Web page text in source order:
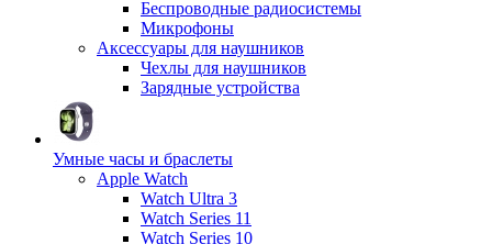
Беспроводные радиосистемы
Микрофоны
Аксессуары для наушников
Чехлы для наушников
Зарядные устройства
Умные часы и браслеты
Apple Watch
Watch Ultra 3
Watch Series 11
Watch Series 10